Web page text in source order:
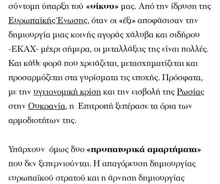
σύντομη ύπαρξη τού «οίκου» μας. Από την ίδρυση της
Ευρωπαϊκής Ένωσης, όταν οι «έξι» αποφάσισαν την
δημιουργία μιας κοινής αγοράς χάλυβα και σιδήρου
-ΕΚΑΧ- μέχρι σήμερα, οι μεταλλάξεις της είναι πολλές.
Και κάθε φορά που χρειάζεται, μετασχηματίζεται και
προσαρμόζεται στα γυρίσματα τις εποχής. Πρόσφατα,
με την υγειονομική κρίσηκαι την εισβολή τηςΡωσίας
στην Ουκρανία, η Επιτροπή ξεπέρασε τα όρια των
αρμοδιοτήτων της.
Υπάρχουν όμως δυο «προπατορικά αμαρτήματα»
που δεν ξεπερνιούνται. Η απαγόρευση δημιουργίας
ευρωπαϊκού στρατού και η άρνηση δημιουργίας